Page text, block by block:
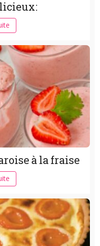
à la fraise